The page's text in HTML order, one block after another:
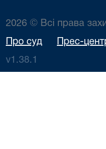
2026 © Всі права
Про суд Прес-
v1.38.1